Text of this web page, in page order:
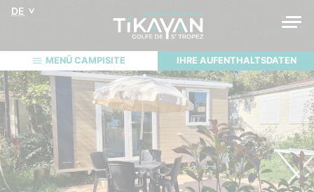
DE
MENÜ CAMPISITE IHRE AUFENTHALTSDATEN